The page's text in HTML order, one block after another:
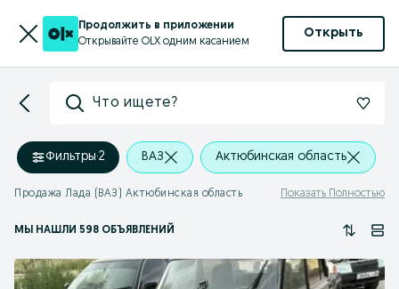
Продолжить в приложении
Открывайте OLX одним касанием
Открыть
Что ищете?
Фильтры·2 ВАЗ Актюбинская область
Продажа Лада (ВАЗ) Актюбинская область Показать Полностью
МЫ НАШЛИ 598 ОБЪЯВЛЕНИЙ